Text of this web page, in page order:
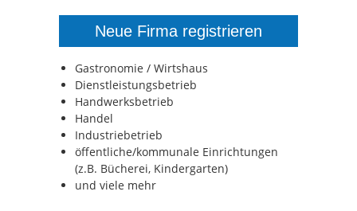
Neue Firma registrieren
Gastronomie / Wirtshaus
Dienstleistungsbetrieb
Handwerksbetrieb
Handel
Industriebetrieb
öffentliche/kommunale Einrichtungen
(z.B. Bücherei, Kindergarten)
und viele mehr